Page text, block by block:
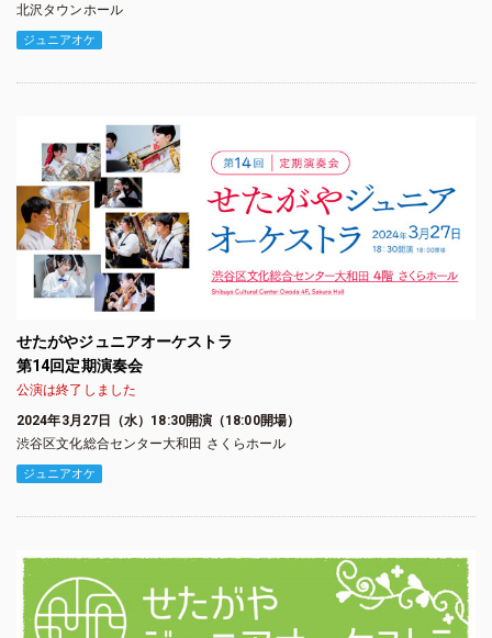
北沢タウンホール
ジュニアオケ
せたがやジュニアオーケストラ
第14回定期演奏会
公演は終了しました
2024年3月27日（水）18:30開演（18:00開場）
渋谷区文化総合センター大和田 さくらホール
ジュニアオケ